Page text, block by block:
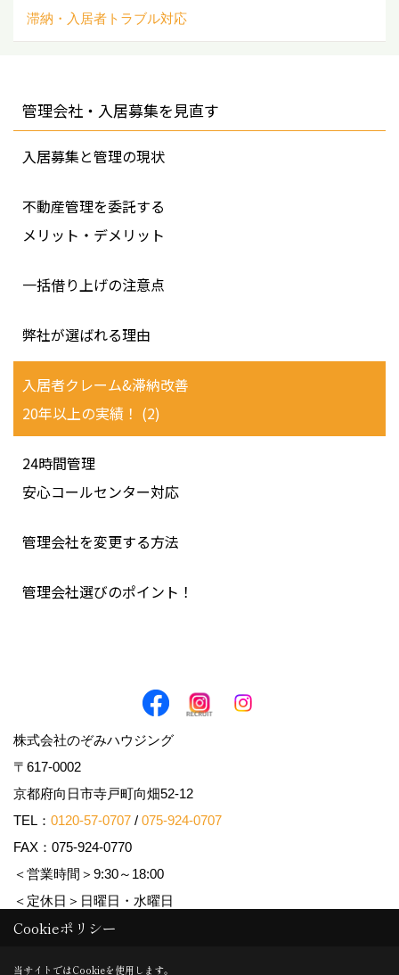
滞納・入居者トラブル対応
管理会社・入居募集を見直す
入居募集と管理の現状
不動産管理を委託する
メリット・デメリット
一括借り上げの注意点
弊社が選ばれる理由
入居者クレーム&滞納改善
20年以上の実績！ (2)
24時間管理
安心コールセンター対応
管理会社を変更する方法
管理会社選びのポイント！
株式会社のぞみハウジング
〒617-0002
京都府向日市寺戸町向畑52-12
TEL： 0120-57-0707 / 075-924-0707
FAX：075-924-0770
＜営業時間＞9:30～18:00
＜定休日＞日曜日・水曜日
Copyright (c) Nozomi Housing. All Rights Reserved.
Cookieポリシー
当サイトではCookieを使用します。